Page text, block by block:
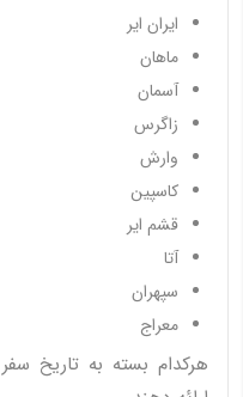
ایران ایر
ماهان
آسمان
زاگرس
وارش
کاسپین
قشم ایر
آتا
سپهران
معراج
هرکدام بسته به تاریخ